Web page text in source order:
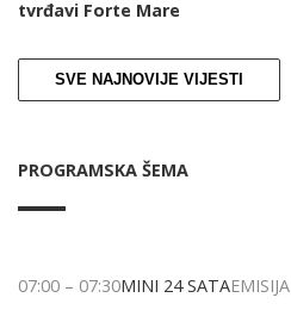
tvrđavi Forte Mare
SVE NAJNOVIJE VIJESTI
PROGRAMSKA ŠEMA
07:00 – 07:30MINI 24 SATAEMISIJA